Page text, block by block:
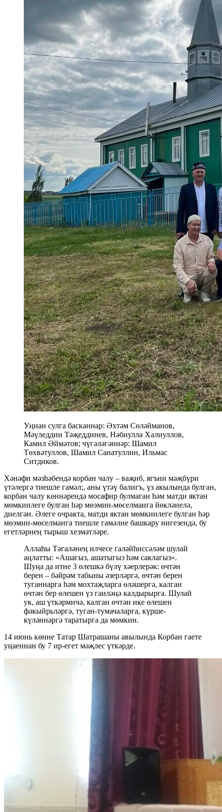
Уңнан сулга басканнар: Әхтәм Сөләйманов,
Мәүледдин Тәҗеддинев, Нәбиулла Халиуллов,
Камил Әймәтов; чүгәләгәннәр: Шамил
Төхвәтуллов, Шамил Санатуллин, Ильмас
Ситдиков.
Хәнәфи мәзһәбендә корбан чалу – ваҗиб, ягъни мәҗбүри
үтәлергә тиешле гамәл;, аны үтәү балигъ, үз акылында булган,
корбан чалу көннәрендә мосафир булмаган һәм матди яктан
мөмкинлеге булган һәр мөэмин-мөселманга йөкләнелә,
диелгән. Әлеге очракта, матди яктан мөмкинлеге булган һәр
мөэмин-мөселманга тиешле гамәлне башкару нигезендә, бу
егетләрнең тырыш хезмәтләре.
Аллаһы Тәгаләнең илчесе галәйһиссәләм шулай
аңлатты: «Ашагыз, ашатыгыз һәм саклагыз».
Шуңа да итне 3 өлешкә бүлү хәерлерәк: өчтән
берен – бәйрәм табыны әзерләргә, өчтән берен
туганнарга һәм мохтаҗларга өләшергә, калган
өчтән бер өлешен үз гаиләңә калдырырга. Шулай
ук, аш үткәрмичә, калган өчтән ике өлешен
фәкыйрьләргә, туган-тумачаларга, күрше-
күләннәргә таратырга да мөмкин.
14 июнь көнне Татар Шатрашаны авылында Корбан гаете
уңаеннан бу 7 ир-егет мәҗлес үткәрде.